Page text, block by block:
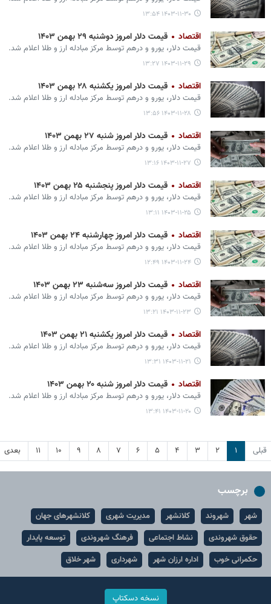
۱۴۰۳-۱۱-۳۰ ۱۳:۵۴
اقتصاد قیمت دلار امروز دوشنبه ۲۹ بهمن ۱۴۰۳
قیمت دلار، یورو و درهم توسط مرکز مبادله ارز و طلا اعلام شد.
۱۴۰۳-۱۱-۲۹ ۱۳:۲۷
اقتصاد قیمت دلار امروز یکشنبه ۲۸ بهمن ۱۴۰۳
قیمت دلار، یورو و درهم توسط مرکز مبادله ارز و طلا اعلام شد.
۱۴۰۳-۱۱-۲۸ ۱۳:۵۶
اقتصاد قیمت دلار امروز شنبه ۲۷ بهمن ۱۴۰۳
قیمت دلار، یورو و درهم توسط مرکز مبادله ارز و طلا اعلام شد.
۱۴۰۳-۱۱-۲۷ ۱۳:۱۶
اقتصاد قیمت دلار امروز پنجشنبه ۲۵ بهمن ۱۴۰۳
قیمت دلار، یورو و درهم توسط مرکز مبادله ارز و طلا اعلام شد.
۱۴۰۳-۱۱-۲۵ ۱۳:۱۱
اقتصاد قیمت دلار امروز چهارشنبه ۲۴ بهمن ۱۴۰۳
قیمت دلار، یورو و درهم توسط مرکز مبادله ارز و طلا اعلام شد.
۱۴۰۳-۱۱-۲۴ ۱۲:۴۹
اقتصاد قیمت دلار امروز سه‌شنبه ۲۳ بهمن ۱۴۰۳
قیمت دلار، یورو و درهم توسط مرکز مبادله ارز و طلا اعلام شد.
۱۴۰۳-۱۱-۲۳ ۱۳:۲۱
اقتصاد قیمت دلار امروز یکشنبه ۲۱ بهمن ۱۴۰۳
قیمت دلار، یورو و درهم توسط مرکز مبادله ارز و طلا اعلام شد.
۱۴۰۳-۱۱-۲۱ ۱۳:۳۱
اقتصاد قیمت دلار امروز شنبه ۲۰ بهمن ۱۴۰۳
قیمت دلار، یورو و درهم توسط مرکز مبادله ارز و طلا اعلام شد.
۱۴۰۳-۱۱-۲۰ ۱۳:۴۱
قبلی ۱ ۲ ۳ ۴ ۵ ۶ ۷ ۸ ۹ ۱۰ ۱۱ بعدی
برچسب
شهر شهروند کلانشهر مدیریت شهری
کلانشهرهای جهان
حقوق شهروندی
نشاط اجتماعی فرهنگ شهروندی
توسعه پایدار
حکمرانی خوب
اداره ارزان شهر شهرداری شهر خلاق
نسخه دسکتاپ